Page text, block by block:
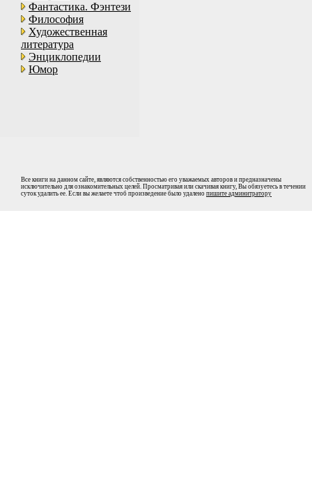
Фантастика. Фэнтези
Философия
Художественная
литература
Энциклопедии
Юмор
Все книги на данном сайте, являются собственностью его уважаемых авторов и предназначены
исключительно для ознакомительных целей. Просматривая или скачивая книгу, Вы обязуетесь в течении
суток удалить ее. Если вы желаете чтоб произведение было удалено пишите админитратору